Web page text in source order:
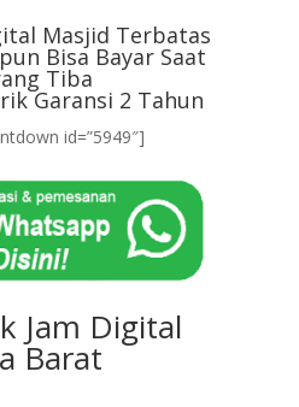
Masjid Terbatas
Bisa Bayar Saat
Tiba
Garansi 2 Tahun
id=”5949″]
Jam Digital
Barat